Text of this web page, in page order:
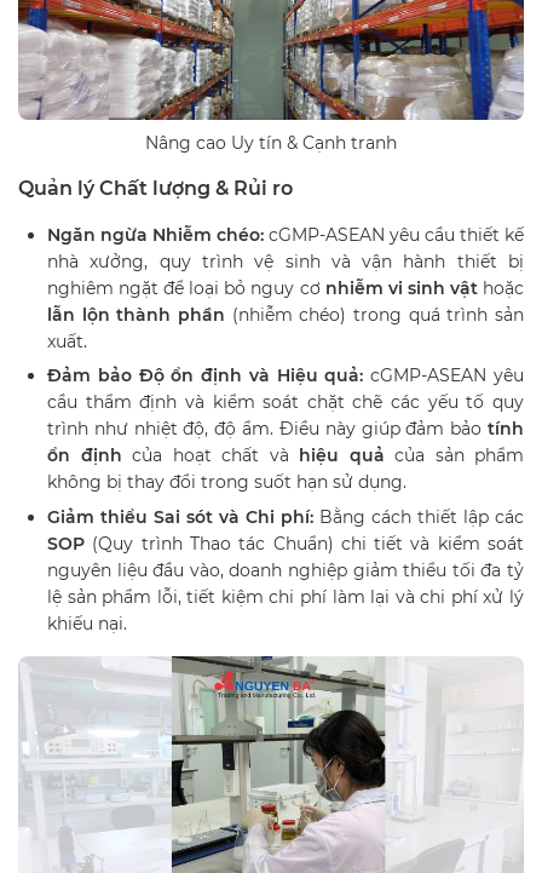
Nâng cao Uy tín & Cạnh tranh
Quản lý Chất lượng & Rủi ro
Ngăn ngừa Nhiễm chéo: cGMP-ASEAN yêu cầu thiết kế
nhà xưởng, quy trình vệ sinh và vận hành thiết bị
nghiêm ngặt để loại bỏ nguy cơ nhiễm vi sinh vậthoặc
lẫn lộn thành phần (nhiễm chéo) trong quá trình sản
xuất.
Đảm bảo Độ ổn định và Hiệu quả: cGMP-ASEAN yêu
cầu thẩm định và kiểm soát chặt chẽ các yếu tố quy
trình như nhiệt độ, độ ẩm. Điều này giúp đảm bảo tính
ổn định của hoạt chất và hiệu quả của sản phẩm
không bị thay đổi trong suốt hạn sử dụng.
Giảm thiểu Sai sót và Chi phí: Bằng cách thiết lập các
SOP (Quy trình Thao tác Chuẩn) chi tiết và kiểm soát
nguyên liệu đầu vào, doanh nghiệp giảm thiểu tối đa tỷ
lệ sản phẩm lỗi, tiết kiệm chi phí làm lại và chi phí xử lý
khiếu nại.